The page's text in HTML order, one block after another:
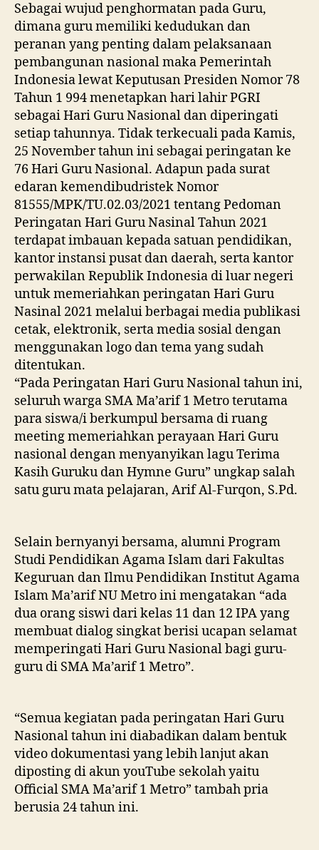
Sebagai wujud penghormatan pada Guru,
dimana guru memiliki kedudukan dan
peranan yang penting dalam pelaksanaan
pembangunan nasional maka Pemerintah
Indonesia lewat Keputusan Presiden Nomor 78
Tahun 1 994 menetapkan hari lahir PGRI
sebagai Hari Guru Nasional dan diperingati
setiap tahunnya. Tidak terkecuali pada Kamis,
25 November tahun ini sebagai peringatan ke
76 Hari Guru Nasional. Adapun pada surat
edaran kemendibudristek Nomor
81555/MPK/TU.02.03/2021 tentang Pedoman
Peringatan Hari Guru Nasinal Tahun 2021
terdapat imbauan kepada satuan pendidikan,
kantor instansi pusat dan daerah, serta kantor
perwakilan Republik Indonesia di luar negeri
untuk memeriahkan peringatan Hari Guru
Nasinal 2021 melalui berbagai media publikasi
cetak, elektronik, serta media sosial dengan
menggunakan logo dan tema yang sudah
ditentukan.
“Pada Peringatan Hari Guru Nasional tahun ini,
seluruh warga SMA Ma’arif 1 Metro terutama
para siswa/i berkumpul bersama di ruang
meeting memeriahkan perayaan Hari Guru
nasional dengan menyanyikan lagu Terima
Kasih Guruku dan Hymne Guru” ungkap salah
satu guru mata pelajaran, Arif Al-Furqon, S.Pd.
Selain bernyanyi bersama, alumni Program
Studi Pendidikan Agama Islam dari Fakultas
Keguruan dan Ilmu Pendidikan Institut Agama
Islam Ma’arif NU Metro ini mengatakan “ada
dua orang siswi dari kelas 11 dan 12 IPA yang
membuat dialog singkat berisi ucapan selamat
memperingati Hari Guru Nasional bagi guru-
guru di SMA Ma’arif 1 Metro”.
“Semua kegiatan pada peringatan Hari Guru
Nasional tahun ini diabadikan dalam bentuk
video dokumentasi yang lebih lanjut akan
diposting di akun youTube sekolah yaitu
Official SMA Ma’arif 1 Metro” tambah pria
berusia 24 tahun ini.